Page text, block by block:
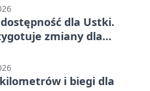
dla Ustki.
zmiany dla
i biegi dla